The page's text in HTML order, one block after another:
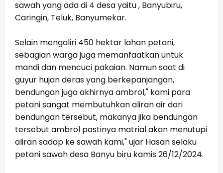
sawah yang ada di 4 desa yaitu , Banyubiru,
Caringin, Teluk, Banyumekar.
Selain mengaliri 450 hektar lahan petani,
sebagian warga juga memanfaatkan untuk
mandi dan mencuci pakaian. Namun saat di
guyur hujan deras yang berkepanjangan,
bendungan juga akhirnya ambrol," kami para
petani sangat membutuhkan aliran air dari
bendungan tersebut, makanya jika bendungan
tersebut ambrol pastinya matrial akan menutupi
aliran sadap ke sawah kami," ujar Hasan selaku
petani sawah desa Banyu biru kamis 26/12/2024.